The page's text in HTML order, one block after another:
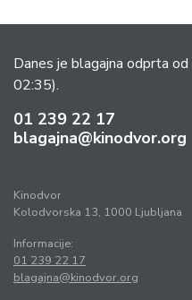
Danes je blagajna odprta
02:35).
01 239 22 17
blagajna@kinodvor.org
Kinodvor
Kolodvorska 13, 1000 Ljubljana
Informacije:
01 239 22 17
blagajna@kinodvor.org